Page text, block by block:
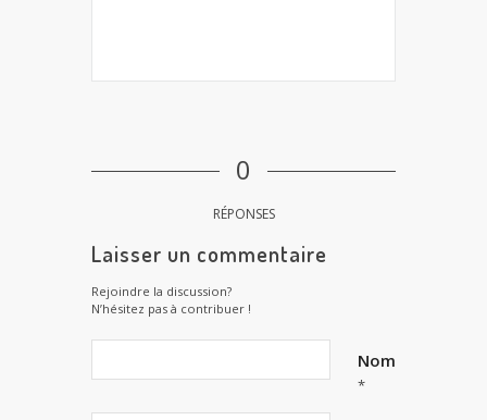
0
RÉPONSES
Laisser un commentaire
Rejoindre la discussion?
N’hésitez pas à contribuer !
Nom
*